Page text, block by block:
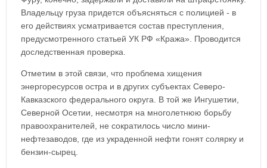
Владельцу груза придется объясняться с полицией - в
его действиях усматривается состав преступления,
предусмотренного статьей УК РФ «Кража». Проводится
доследственная проверка.
Отметим в этой связи, что проблема хищения
энергоресурсов остра и в других субъектах Северо-
Кавказского федерального округа. В той же Ингушетии,
Северной Осетии, несмотря на многолетнюю борьбу
правоохранителей, не сократилось число мини-
нефтезаводов, где из украденной нефти гонят солярку и
бензин-сырец.